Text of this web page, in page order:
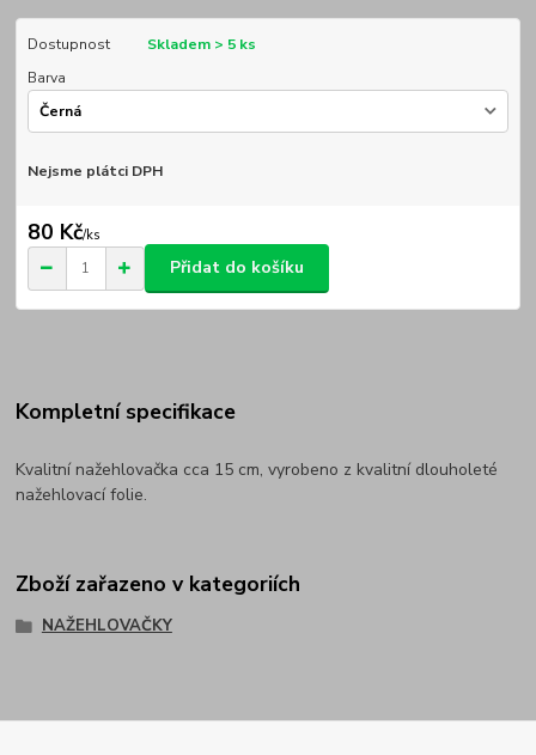
Dostupnost
Skladem > 5 ks
Barva
Nejsme plátci DPH
80 Kč/ks
Přidat do košíku
Kompletní specifikace
Kvalitní nažehlovačka cca 15 cm, vyrobeno z kvalitní dlouholeté
nažehlovací folie.
Zboží zařazeno v kategoriích
NAŽEHLOVAČKY